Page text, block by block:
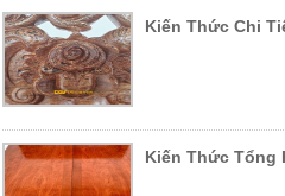
Kiến Thức Chi
Kiến Thức Tổng